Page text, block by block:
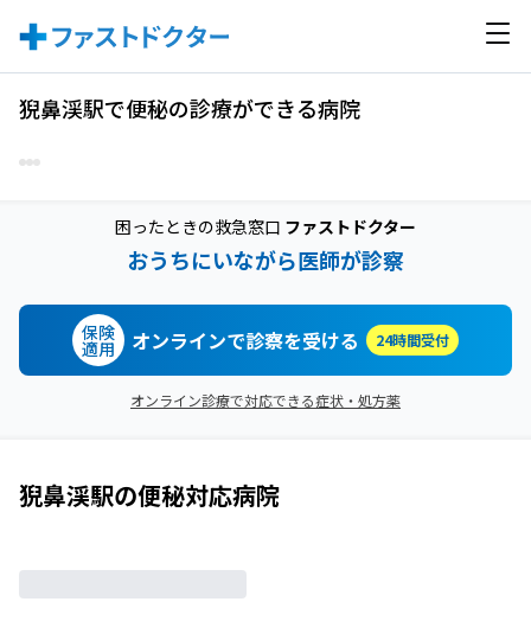
猊鼻渓駅で便秘の診療ができる病院
困ったときの救急窓口 ファストドクター
おうちにいながら医師が診察
保険
適用 オンラインで診察を受ける 24時間受付
オンライン診療で対応できる症状・処方薬
猊鼻渓駅の便秘対応病院